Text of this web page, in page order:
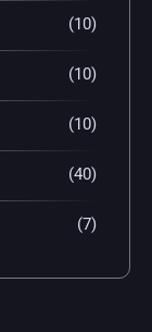
(10)
(10)
(10)
(40)
(7)